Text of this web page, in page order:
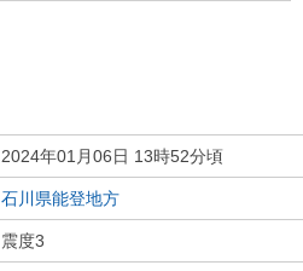
2024年01月06日 13時52分頃
石川県能登地方
震度3